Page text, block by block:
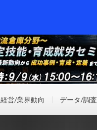
経営/業界動向 データ/調査